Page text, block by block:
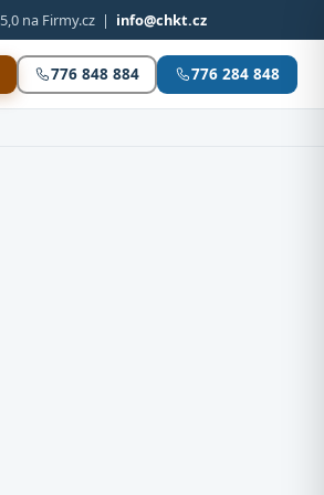
5,0 na Firmy.cz | info@chkt.cz
776 848 884 776 284 848